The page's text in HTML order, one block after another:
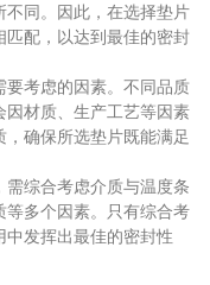
不同。因此，在选择垫片
匹配，以达到最佳的密封
考虑的因素。不同品质
因材质、生产工艺等因素
确保所选垫片既能满足
综合考虑介质与温度条
等多个因素。只有综合考
中发挥出最佳的密封性